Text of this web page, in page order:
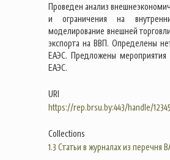
Проведен анализ
и ограничения на
моделирование внешней
экспорта на ВВП. Определены
ЕАЭС. Предложены мероприятия
ЕАЭС.
URI
https://rep.brsu.by:443/handle/
Collections
1.3 Статьи в журналах из перечня